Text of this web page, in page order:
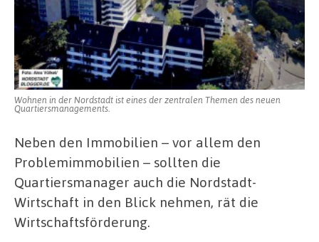
Wohnen in der Nordstadt ist eines der zentralen Themen des neuen
Quartiersmanagements.
Neben den Immobilien – vor allem den
Problemimmobilien – sollten die
Quartiersmanager auch die Nordstadt-
Wirtschaft in den Blick nehmen, rät die
Wirtschaftsförderung.